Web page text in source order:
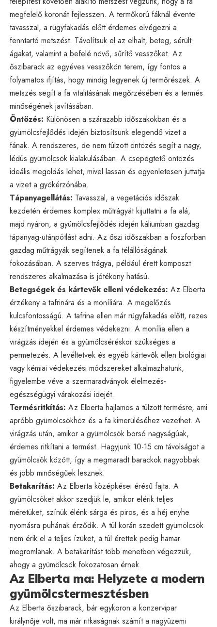
megfelelő koronát fejlesszen. A termőkorú fáknál évente
tavasszal, a rügyfakadás előtt érdemes elvégezni a
fenntartó metszést. Távolítsuk el az elhalt, beteg, sérült
ágakat, valamint a befelé növő, sűrítő vesszőket. Az
őszibarack az egyéves vesszőkön terem, így fontos a
folyamatos ifjítás, hogy mindig legyenek új termőrészek. A
metszés segít a fa vitalitásának megőrzésében és a termés
minőségének javításában.
Öntözés: Különösen a szárazabb időszakokban és a
gyümölcsfejlődés idején biztosítsunk elegendő vizet a
fának. A rendszeres, de nem túlzott öntözés segít a nagy,
lédús gyümölcsök kialakulásában. A csepegtető öntözés
ideális megoldás lehet, mivel lassan és egyenletesen juttatja
a vizet a gyökérzónába.
Tápanyagellátás: Tavasszal, a vegetációs időszak
kezdetén érdemes komplex műtrágyát kijuttatni a fa alá,
majd nyáron, a gyümölcsfejlődés idején káliumban gazdag
tápanyag-utánpótlást adni. Az őszi időszakban a foszforban
gazdag műtrágyák segítenek a fa télállóságának
fokozásában. A szerves trágya, például érett komposzt
rendszeres alkalmazása is jótékony hatású.
Betegségek és kártevők elleni védekezés: Az Elberta
érzékeny a tafrinára és a moníliára. A megelőzés
kulcsfontosságú. A tafrina ellen már rügyfakadás előtt, rezes
készítményekkel érdemes védekezni. A monília ellen a
virágzás idején és a gyümölcséréskor szükséges a
permetezés. A levéltetvek és egyéb kártevők ellen biológiai
vagy kémiai védekezési módszereket alkalmazhatunk,
figyelembe véve a szermaradványok élelmezés-
egészségügyi várakozási idejét.
Termésritkítás: Az Elberta hajlamos a túlzott termésre, ami
apróbb gyümölcsökhöz és a fa kimerüléséhez vezethet. A
virágzás után, amikor a gyümölcsök borsó nagyságúak,
érdemes ritkítani a termést. Hagyjunk 10-15 cm távolságot a
gyümölcsök között, így a megmaradt barackok nagyobbak
és jobb minőségűek lesznek.
Betakarítás: Az Elberta középkései érésű fajta. A
gyümölcsöket akkor szedjük le, amikor elérik teljes
méretüket, színük élénk sárga és piros, és a héj enyhe
nyomásra puhának érződik. A túl korán szedett gyümölcsök
nem érik el a teljes ízüket, a túl érettek pedig hamar
megromlanak. A betakarítást több menetben végezzük,
ahogy a gyümölcsök fokozatosan érnek.
Az Elberta ma: Helyzete a modern
gyümölcstermesztésben
Az Elberta őszibarack, bár egykoron a konzervipar
királynője volt, ma már ritkaságnak számít a nagyüzemi